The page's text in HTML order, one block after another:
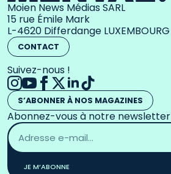
Moien News Médias SARL
15 rue Émile Mark
L-4620 Differdange LUXEMBOURG
CONTACT
Suivez-nous !
S’ABONNER À NOS MAGAZINES
Abonnez-vous à notre newsletter
Adresse
email
*
JE M’ABONNE